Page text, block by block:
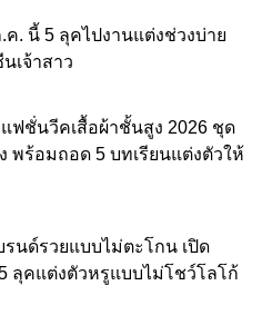
. นี้ 5 ลุคไปงานแต่งช่วงบ่าย
เจ้าสาว
ฟชั่นวีคเสื้อผ้าชั้นสูง 2026 ชุด
พร้อมถอด 5 บทเรียนแต่งตัวให้
นด์รวยแบบไม่ตะโกน เปิด
ลุคแต่งตัวหรูแบบไม่โชว์โลโก้